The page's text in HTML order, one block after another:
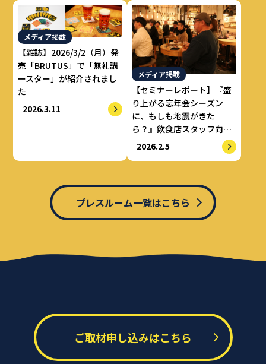
メディア掲載
【雑誌】2026/3/2（月）発
売「BRUTUS」で「無礼講
ースター」が紹介されまし
た
2026.3.11
メディア掲載
【セミナーレポート】『盛
り上がる忘年会シーズン
に、もしも地震がきた
ら？』飲食店スタッフ向け
防災セミナーを開催
2026.2.5
プレスルーム一覧はこちら
ご取材申し込みはこちら